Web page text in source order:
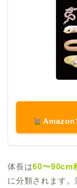
Amazon
体長は60〜90cm
に分類されます